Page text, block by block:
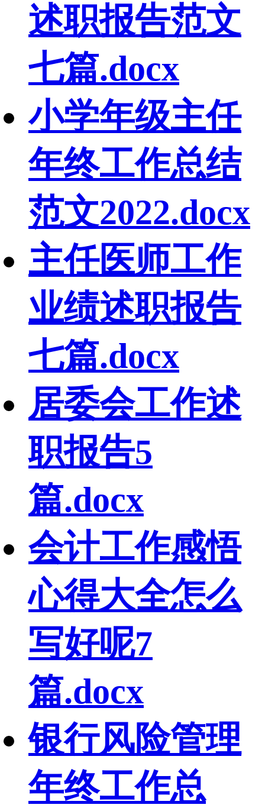
述职报告范文
七篇.docx
小学年级主任
年终工作总结
范文2022.docx
主任医师工作
业绩述职报告
七篇.docx
居委会工作述
职报告5
篇.docx
会计工作感悟
心得大全怎么
写好呢7
篇.docx
银行风险管理
年终工作总